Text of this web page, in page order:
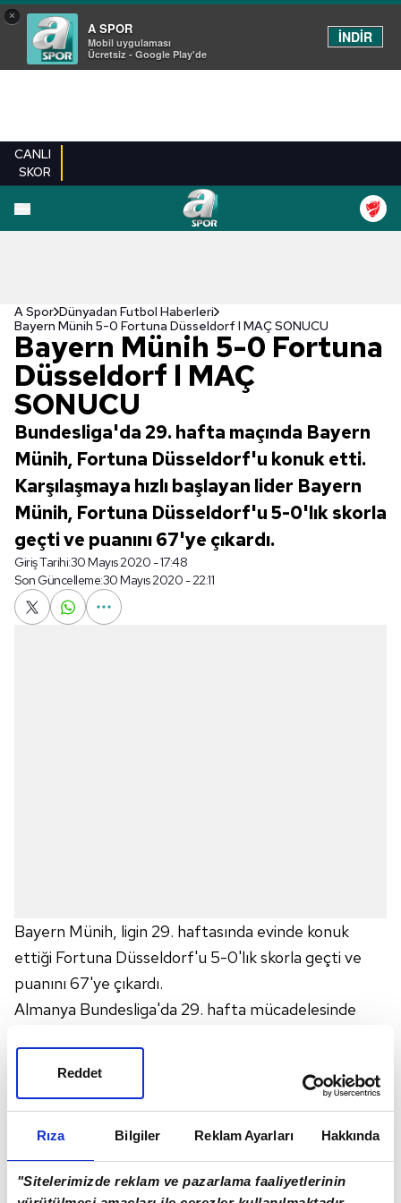
Rıza Bilgiler Reklam Ayarları Hakkında
"Sitelerimizde reklam ve pazarlama faaliyetlerinin
Reddet
×
A SPOR
Mobil uygulaması
Ücretsiz - Google Play'de
İNDİR
CANLI
SKOR
A Spor Dünyadan Futbol Haberleri
Bayern Münih 5-0 Fortuna Düsseldorf l MAÇ SONUCU
Bayern Münih 5-0 Fortuna
Düsseldorf l MAÇ
SONUCU
Bundesliga'da 29. hafta maçında Bayern
Münih, Fortuna Düsseldorf'u konuk etti.
Karşılaşmaya hızlı başlayan lider Bayern
Münih, Fortuna Düsseldorf'u 5-0'lık skorla
geçti ve puanını 67'ye çıkardı.
Giriş Tarihi:30 Mayıs 2020 - 17:48
Son Güncelleme:30 Mayıs 2020 - 22:11
Bayern Münih, ligin 29. haftasında evinde konuk
ettiği Fortuna Düsseldorf'u 5-0'lık skorla geçti ve
puanını 67'ye çıkardı.
Almanya Bundesliga'da 29. hafta mücadelesinde
Zanka'nın 15. dakikada kendi kalesine attığı golle öne
geçerken, 29'da Benjamin Pavard ve 43'te
Lewandowski'nin golleriyle devreyi 3-0 önde kapattı.
İkinci yarıda da etkinliği arttıran Münih, 50. dakikada